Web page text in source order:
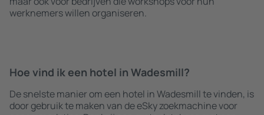
werknemers willen organiseren.
Hoe vind ik een hotel in Wadesmill?
De snelste manier om een hotel in Wadesmill te vinden, is
door gebruik te maken van de eSky zoekmachine voor